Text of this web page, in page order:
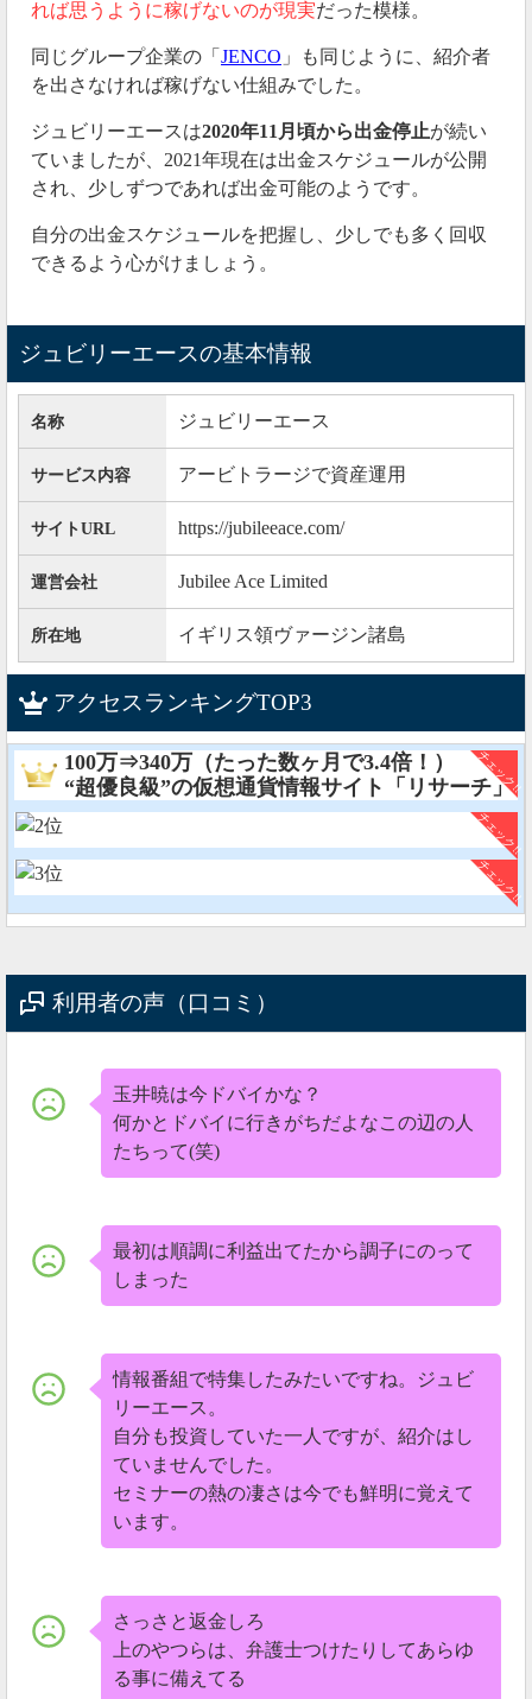
れば思うように稼げないのが現実だった模様。
同じグループ企業の「 JENCO 」も同じように、紹介者
を出さなければ稼げない仕組みでした。
ジュビリーエースは2020年11月頃から出金停止が続い
ていましたが、2021年現在は出金スケジュールが公開
され、少しずつであれば出金可能のようです。
自分の出金スケジュールを把握し、少しでも多く回収
できるよう心がけましょう。
ジュビリーエースの基本情報
名称 ジュビリーエース
サービス内容 アービトラージで資産運用
サイトURL https://jubileeace.com/
運営会社 Jubilee Ace Limited
所在地 イギリス領ヴァージン諸島
アクセスランキングTOP3
100万⇒340万（たった数ヶ月で3.4倍！）
“超優良級”の仮想通貨情報サイト「リサーチ」
利用者の声（口コミ）
玉井暁は今ドバイかな？
何かとドバイに行きがちだよなこの辺の人
たちって(笑)
最初は順調に利益出てたから調子にのって
しまった
情報番組で特集したみたいですね。ジュビ
リーエース。
自分も投資していた一人ですが、紹介はし
ていませんでした。
セミナーの熱の凄さは今でも鮮明に覚えて
います。
さっさと返金しろ
上のやつらは、弁護士つけたりしてあらゆ
る事に備えてる